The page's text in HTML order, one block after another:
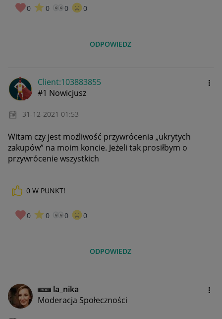
0 0 0 0
ODPOWIEDZ
Client:103883855
#1 Nowicjusz
‎31-12-2021 01:53
Witam czy jest możliwość przywrócenia „ukrytych
zakupów” na moim koncie. Jeżeli tak prosiłbym o
przywrócenie wszystkich
0 W PUNKT!
0 0 0 0
ODPOWIEDZ
la_nika
Moderacja Społeczności